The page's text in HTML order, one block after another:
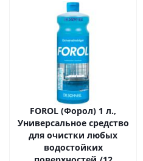
FOROL (Форол) 1 л.,
Универсальное средство
для очистки любых
водостойких